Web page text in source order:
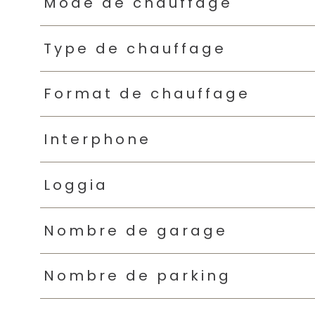
Type de chauffage
Format de chauffage
Interphone
Loggia
Nombre de garage
Nombre de parking